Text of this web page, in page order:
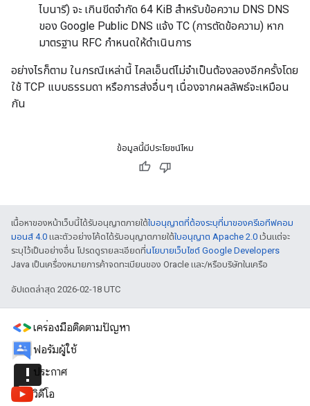
ไบนารี) จะ เกินขีดจำกัด 64 KiB สำหรับข้อความ DNS DNS
ของ Google Public DNS แจ้ง TC (การตัดข้อความ) หาก
มาตรฐาน RFC กำหนดให้ดำเนินการ
อย่างไรก็ตาม ในกรณีเหล่านี้ ไคลเอ็นต์ไม่จำเป็นต้องลองอีกครั้งโดย
ใช้ TCP แบบธรรมดา หรือการส่งอื่นๆ เนื่องจากผลลัพธ์จะเหมือน
กัน
ข้อมูลนี้มีประโยชน์ไหม
เนื้อหาของหน้าเว็บนี้ได้รับอนุญาตภายใต้ใบอนุญาตที่ต้องระบุที่มาของครีเอทีฟคอม
มอนส์ 4.0 และตัวอย่างโค้ดได้รับอนุญาตภายใต้ใบอนุญาต Apache 2.0 เว้นแต่จะ
ระบุไว้เป็นอย่างอื่น โปรดดูรายละเอียดที่นโยบายเว็บไซต์ Google Developers
Java เป็นเครื่องหมายการค้าจดทะเบียนของ Oracle และ/หรือบริษัทในเครือ
อัปเดตล่าสุด 2026-02-18 UTC
เครื่องมือติดตามปัญหา
ฟอรัมผู้ใช้
announcementประกาศ
วิดีโอ